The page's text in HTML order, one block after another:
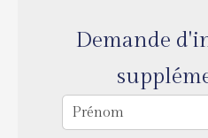
Demande